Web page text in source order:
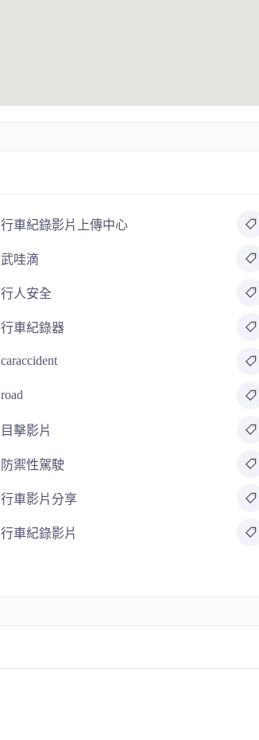
行車紀錄影片上傳中心
武哇滴
行人安全
行車紀錄器
caraccident
road
目擊影片
防禦性駕駛
行車影片分享
行車紀錄影片